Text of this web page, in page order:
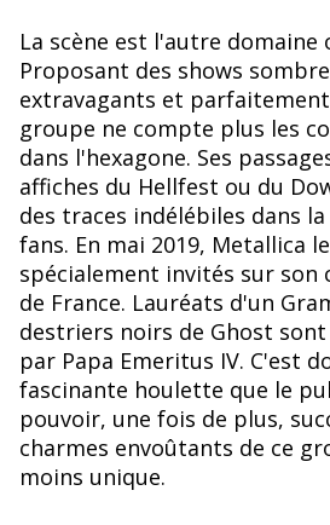
La scène est l'autre domaine
Proposant des shows
extravagants et
groupe ne compte plus les
dans l'hexagone. Ses
affiches du Hellfest ou du
des traces indélébiles dans
fans. En mai 2019, Metallica
spécialement invités sur son
de France. Lauréats d'un
destriers noirs de Ghost
par Papa Emeritus IV. C'est
fascinante houlette que le
pouvoir, une fois de plus,
charmes envoûtants de ce
moins unique.